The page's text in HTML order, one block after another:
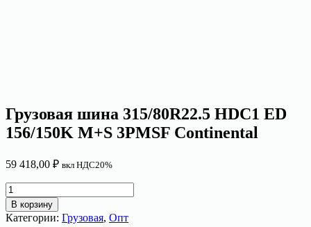
Грузовая шина 315/80R22.5 HDC1 ED
156/150K M+S 3PMSF Continental
59 418,00 ₽ вкл НДС20%
Количество
товара
Грузовая
В корзину
Категории: Грузовая, Опт